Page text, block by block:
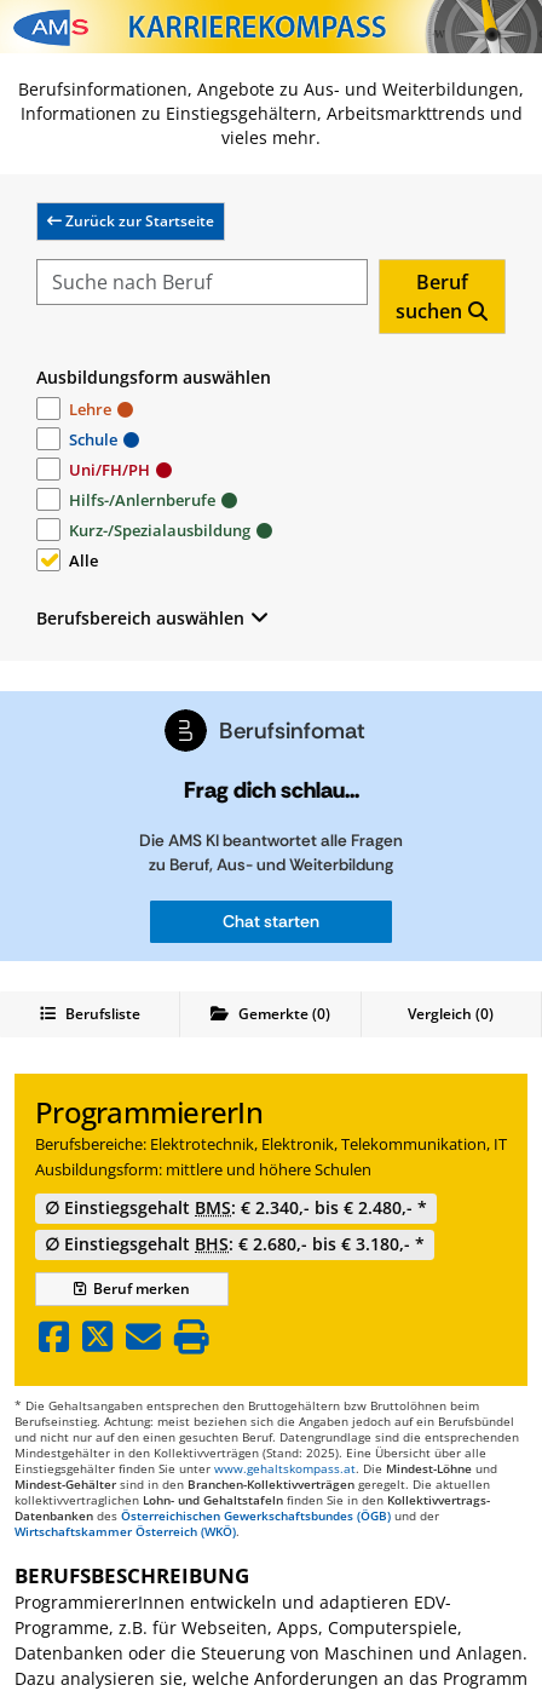
Zum Inhalt springen
Zum Navmenü springen
Zur Suche springen
Zur Footer springen
Berufsinformationen, Angebote zu Aus- und Weiterbildungen,
Informationen zu Einstiegsgehältern, Arbeitsmarkttrends und
vieles mehr.
Zurück zur Startseite
Beruf
suchen
Ausbildungsform auswählen
Lehre
Schule
Uni/FH/PH
Hilfs-/Anlernberufe
Kurz-/Spezialausbildung
Alle
Berufsbereich auswählen
Berufsinfomat
Frag dich schlau...
Die AMS KI beantwortet alle Fragen
zu Beruf, Aus- und Weiterbildung
Chat starten
Berufsliste Gemerkte(0) Vergleich (0)
ProgrammiererIn
Berufsbereiche: Elektrotechnik, Elektronik, Telekommunikation, IT
Ausbildungsform: mittlere und höhere Schulen
∅ Einstiegsgehalt BMS: € 2.340,- bis € 2.480,- *
∅ Einstiegsgehalt BHS: € 2.680,- bis € 3.180,- *
Berufmerken
* Die Gehaltsangaben entsprechen den Bruttogehältern bzw Bruttolöhnen beim
Berufseinstieg. Achtung: meist beziehen sich die Angaben jedoch auf ein Berufsbündel
und nicht nur auf den einen gesuchten Beruf. Datengrundlage sind die entsprechenden
Mindestgehälter in den Kollektivverträgen (Stand: 2025). Eine Übersicht über alle
Einstiegsgehälter finden Sie unter www.gehaltskompass.at. Die Mindest-Löhne und
Mindest-Gehälter sind in den Branchen-Kollektivverträgen geregelt. Die aktuellen
kollektivvertraglichen Lohn- und Gehaltstafeln finden Sie in den Kollektivvertrags-
Datenbanken des Österreichischen Gewerkschaftsbundes (ÖGB) und der
Wirtschaftskammer Österreich (WKÖ).
BERUFSBESCHREIBUNG
ProgrammiererInnen entwickeln und adaptieren EDV-
Programme, z.B. für Webseiten, Apps, Computerspiele,
Datenbanken oder die Steuerung von Maschinen und Anlagen.
Dazu analysieren sie, welche Anforderungen an das Programm